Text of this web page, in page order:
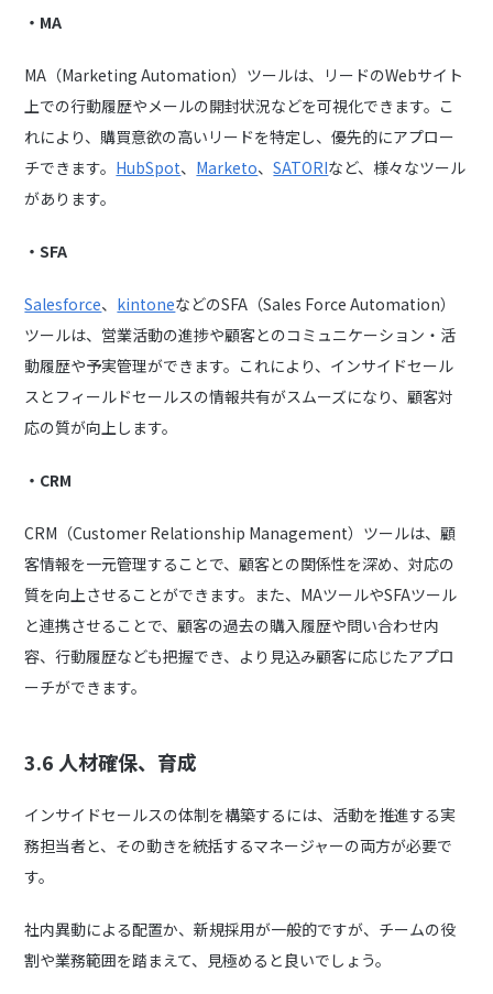
・MA
MA（Marketing Automation）ツールは、リードのWebサイト
上での行動履歴やメールの開封状況などを可視化できます。こ
れにより、購買意欲の高いリードを特定し、優先的にアプロー
チできます。 HubSpot、 Marketo、SATORIなど、様々なツール
があります。
・SFA
Salesforce、 kintoneなどのSFA（Sales Force Automation）
ツールは、営業活動の進捗や顧客とのコミュニケーション・活
動履歴や予実管理ができます。これにより、インサイドセール
スとフィールドセールスの情報共有がスムーズになり、顧客対
応の質が向上します。
・CRM
CRM（Customer Relationship Management）ツールは、顧
客情報を一元管理することで、顧客との関係性を深め、対応の
質を向上させることができます。また、MAツールやSFAツール
と連携させることで、顧客の過去の購入履歴や問い合わせ内
容、行動履歴なども把握でき、より見込み顧客に応じたアプロ
ーチができます。
3.6 人材確保、育成
インサイドセールスの体制を構築するには、活動を推進する実
務担当者と、その動きを統括するマネージャーの両方が必要で
す。
社内異動による配置か、新規採用が一般的ですが、チームの役
割や業務範囲を踏まえて、見極めると良いでしょう。